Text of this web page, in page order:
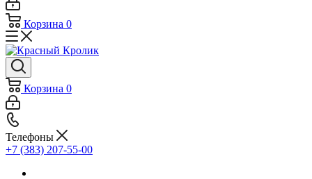
Корзина 0
Корзина 0
Телефоны
+7 (383) 207-55-00